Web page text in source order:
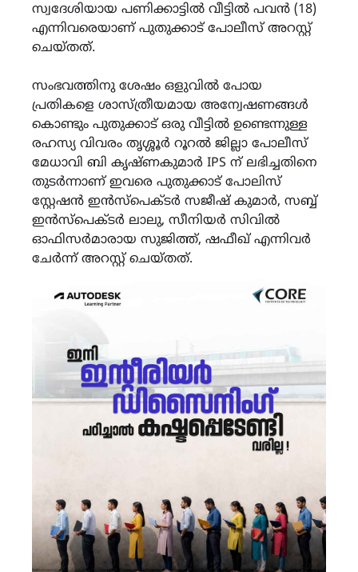
സ്വദേശിയായ പണിക്കാട്ടിൽ വീട്ടിൽ പവൻ (18)
എന്നിവരെയാണ് പുതുക്കാട് പോലീസ് അറസ്റ്റ്
ചെയ്തത്.
സംഭവത്തിനു ശേഷം ഒളുവിൽ പോയ
പ്രതികളെ ശാസ്ത്രീയമായ അന്വേഷണങ്ങൾ
കൊണ്ടും പുതുക്കാട് ഒരു വീട്ടിൽ ഉണ്ടെന്നുള്ള
രഹസ്യ വിവരം തൃശ്ശൂർ റൂറൽ ജില്ലാ പോലീസ്
മേധാവി ബി കൃഷ്ണകുമാർ IPS ന് ലഭിച്ചതിനെ
തുടർന്നാണ് ഇവരെ പുതുക്കാട് പോലിസ്
സ്റ്റേഷൻ ഇൻസ്പെക്ടർ സജീഷ് കുമാർ, സബ്ബ്
ഇൻസ്പെക്ടർ ലാലു, സീനിയർ സിവിൽ
ഓഫിസർമാരായ സുജിത്ത്, ഷഫീഖ് എന്നിവർ
ചേർന്ന് അറസ്റ്റ് ചെയ്തത്.